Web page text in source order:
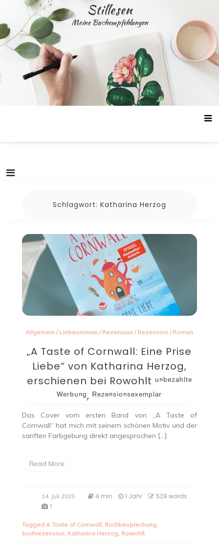
content
Stillesen
Meine Buchempfehlungen
Schlagwort: Katharina Herzog
Allgemein / Liebesroman / Rezension / Rezension / Roman
„A Taste of Cornwall: Eine Prise
Liebe“ von Katharina Herzog,
erschienen bei Rowohlt ᵘⁿᵇᵉᶻᵃʰˡᵗᵉ
ᵂᵉʳᵇᵘⁿᵍ, ᴿᵉᶻᵉⁿˢⁱᵒⁿˢᵉˣᵉᵐᵖˡᵃʳ
Das Cover vom ersten Band von „A Taste of
Cornwall“ hat mich mit seinem schönen Motiv und der
sanften Farbgebung direkt angesprochen […]
Read More
14. Juli 2025 4 min 1 Jahr
529 words
1
Tagged A Taste of Cornwall, Buchbesprechung,
buchrezension, Katharina Herzog, Rowohlt